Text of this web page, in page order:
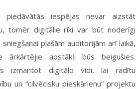
piedāvātās iespējas nevar aizstāt
tomēr digitālie rīki var būt noderīgi
plašām auditorijām arī laikā,
ārkārtējie apstākļi būs beigušies.
izmantot digitālo vidi, lai radītu
un “cilvēcisku pieskārienu” projektu